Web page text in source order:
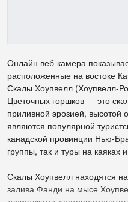
Онлайн веб-камера
расположенные на востоке
Скалы Хоупвелл (Хоупвелл-
Цветочных горшков — это
приливной эрозией, высотой
являются популярной
канадской провинции Нью-
группы, так и туры на каяках
Скалы Хоупвелл находятся
залива Фанди на мысе